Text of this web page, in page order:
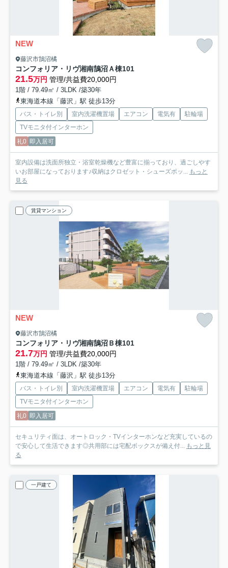
NEW
藤沢市鵠沼橘
コンフォリア・リヴ湘南鵠沼Ａ棟101
21.5万円 管理/共益費20,000円
1階 / 79.49㎡ / 3LDK /築30年
東海道本線「藤沢」駅 徒歩13分
バス・トイレ別 室内洗濯機置場 エアコン 電気有
駐輪場
TVモニタ付インターホン
礼0 即入居可
室内設備は洗面所独立・浴室乾燥機など豊富に揃っており、過ごしやす
いお部屋になっております♪収納はクロゼット・シューズボッ... もっと
見る
賃貸マンション
NEW
藤沢市鵠沼橘
コンフォリア・リヴ湘南鵠沼Ｂ棟101
21.7万円 管理/共益費20,000円
1階 / 79.49㎡ / 3LDK /築30年
東海道本線「藤沢」駅 徒歩13分
バス・トイレ別 室内洗濯機置場 エアコン 電気有
駐輪場
TVモニタ付インターホン
礼0 即入居可
セキュリティ面は、オートロック・TVインターホンなど充実しているの
で安心して生活できます◎共用部には宅配ボックスが備え付... もっと見
る
一戸建て